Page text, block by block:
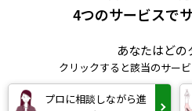
4つのサービスで
あなたはどの
クリックすると該当のサー
プロに相談しながら進